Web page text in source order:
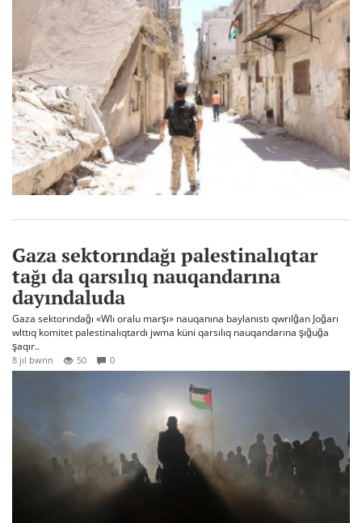
Gaza sektorındağı palestinalıqtar
tağı da qarsılıq nauqandarına
dayındaluda
Gaza sektorındağı «Wlı oralu marşı» nauqanına baylanıstı qwrılğan Joğarı
wlttıq komitet palestinalıqtardı jwma küni qarsılıq nauqandarına şığuğa
şaqır..
8 jıl bwrın 50 0